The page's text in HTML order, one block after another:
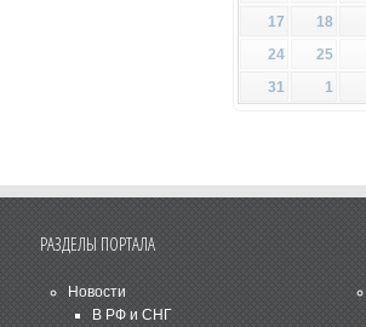
17
18
24
25
31
1
РАЗДЕЛЫ ПОРТАЛА
Новости
В РФ и СНГ